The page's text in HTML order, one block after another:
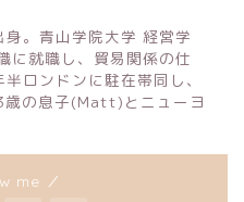
。青山学院大学 経営学
に就職し、貿易関係の仕
ロンドンに駐在帯同し、
の息子(Matt)とニューヨ
me ／